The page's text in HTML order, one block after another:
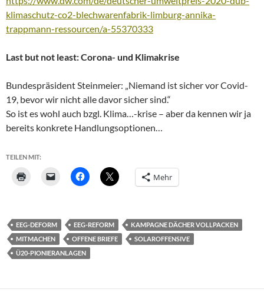
klimaschutz-co2-blechwarenfabrik-limburg-annika-
trappmann-ressourcen/a-55370333
Last but not least: Corona- und Klimakrise
Bundespräsident Steinmeier: „Niemand ist sicher vor Covid-
19, bevor wir nicht alle davor sicher sind.“
So ist es wohl auch bzgl. Klima…-krise – aber da kennen wir ja
bereits konkrete Handlungsoptionen…
TEILEN MIT:
Mehr
EEG-DEFORM EEG-REFORM
KAMPAGNE DÄCHER VOLLPACKEN
MITMACHEN
OFFENE BRIEFE
SOLAROFFENSIVE
Ü20-PIONIERANLAGEN